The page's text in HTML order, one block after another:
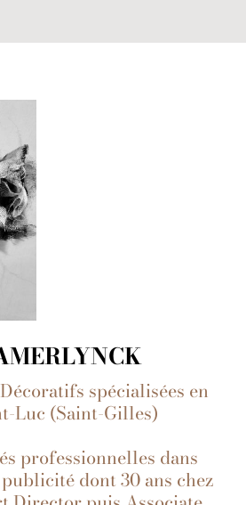
spécialisées en
Luc (Saint-Gilles)
professionnelles dans
dont 30 ans chez